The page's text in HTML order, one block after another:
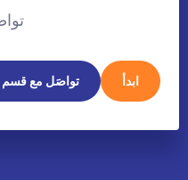
ابدأ تواصَل مع قسم